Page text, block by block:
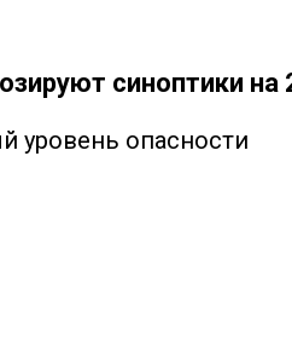
синоптики на
уровень опасности